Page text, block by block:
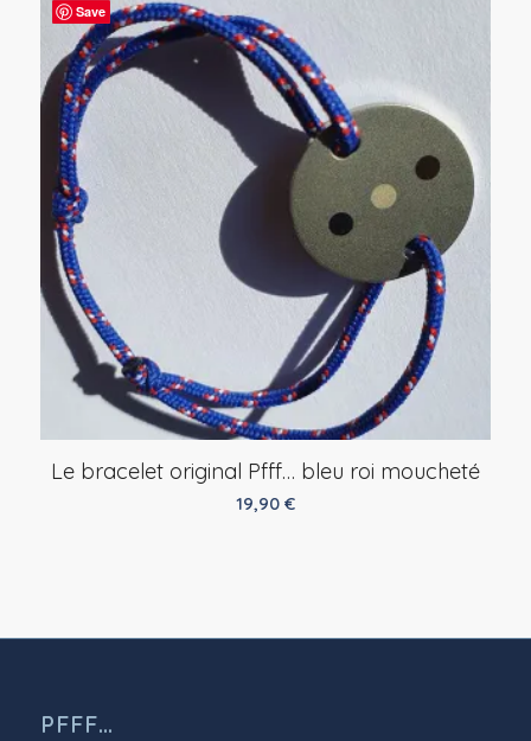
Save
Le bracelet original Pfff… bleu roi moucheté
19,90 €
PFFF…